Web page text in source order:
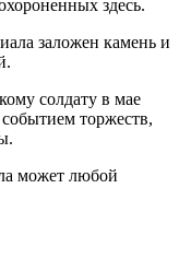
здесь.
заложен камень и
солдату в мае
торжеств,
может любой